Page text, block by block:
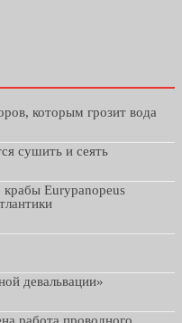
которым грозит вода
сушить и сеять
крабы Eurypanopeus
девальвации»